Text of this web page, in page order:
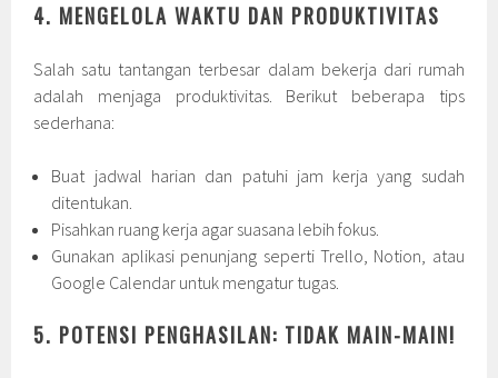
4. MENGELOLA WAKTU DAN PRODUKTIVITAS
Salah satu tantangan terbesar dalam bekerja dari rumah
adalah menjaga produktivitas. Berikut beberapa tips
sederhana:
Buat jadwal harian dan patuhi jam kerja yang sudah
ditentukan.
Pisahkan ruang kerja agar suasana lebih fokus.
Gunakan aplikasi penunjang seperti Trello, Notion, atau
Google Calendar untuk mengatur tugas.
5. POTENSI PENGHASILAN: TIDAK MAIN-MAIN!